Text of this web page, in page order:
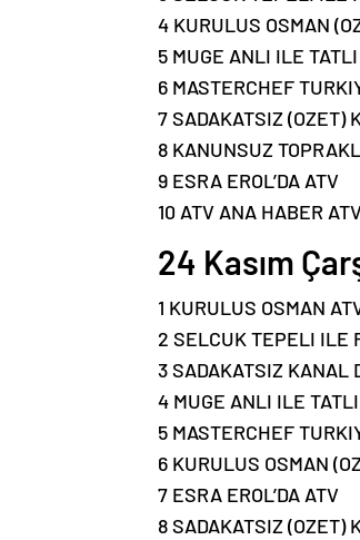
4 KURULUS OSMAN
5 MUGE ANLI ILE
6 MASTERCHEF
7 SADAKATSIZ (OZET)
8 KANUNSUZ
9 ESRA EROL’DA ATV
10 ATV ANA HABER
24 Kasım
1 KURULUS OSMAN
2 SELCUK TEPELI ILE
3 SADAKATSIZ KANAL
4 MUGE ANLI ILE
5 MASTERCHEF
6 KURULUS OSMAN
7 ESRA EROL’DA ATV
8 SADAKATSIZ (OZET)